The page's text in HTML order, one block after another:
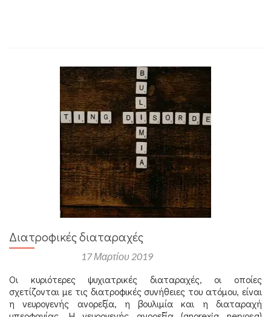
Διατροφικές διαταραχές
17 Μαρτίου 2019
Οι κυριότερες ψυχιατρικές διαταραχές, οι οποίες
σχετίζονται με τις διατροφικές συνήθειες του ατόμου, είναι
η νευρογενής ανορεξία, η βουλιμία και η διαταραχή